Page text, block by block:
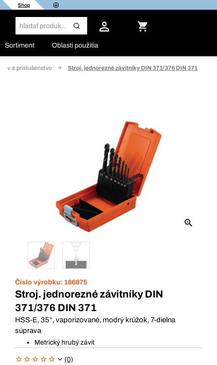
Shop
Sortiment Oblasti použitia
a príslušenstvo Stroj. jednorezné závitníky DIN 371/376 DIN 371
Číslo výrobku: 186875
Stroj. jednorezné závitníky DIN
371/376 DIN 371
HSS-E, 35°, vaporizované, modrý krúžok, 7-dielna
súprava
Metrický hrubý závit
(0)